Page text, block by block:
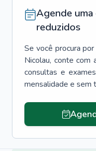
Agende
reduzidos
Se você procura por
Nicolau, conte com
consultas e
mensalidade e sem